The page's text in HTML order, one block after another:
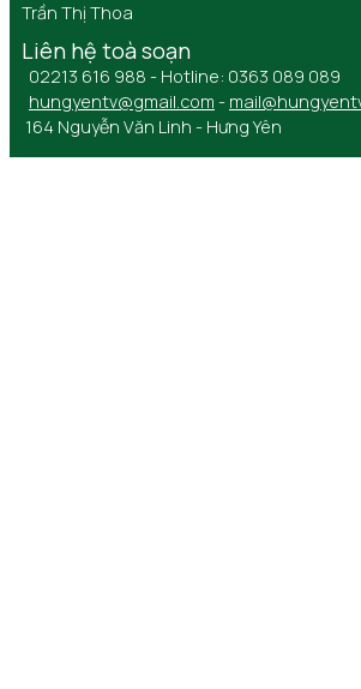
Trần Thị Thoa
Liên hệ toà soạn
02213 616 988 - Hotline: 0363 089 089
hungyentv@gmail.com -
164 Nguyễn Văn Linh - Hưng Yên